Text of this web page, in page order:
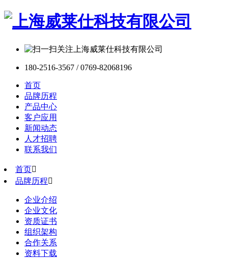
180-2516-3567 / 0769-82068196
首页
品牌历程
产品中心
客户应用
新闻动态
人才招聘
联系我们
首页
品牌历程
企业介绍
企业文化
资质证书
组织架构
合作关系
资料下载